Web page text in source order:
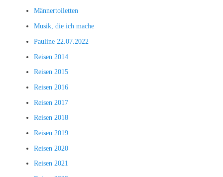
Männertoiletten
Musik, die ich mache
Pauline 22.07.2022
Reisen 2014
Reisen 2015
Reisen 2016
Reisen 2017
Reisen 2018
Reisen 2019
Reisen 2020
Reisen 2021